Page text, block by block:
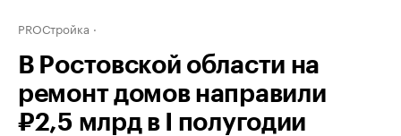
PROСтройка
В Ростовской области на
ремонт домов направили
₽2,5 млрд в I полугодии